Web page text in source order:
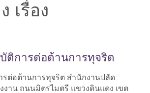
เรื่อง
ติการต่อต้านการทุจริต
ต่อต้านการทุจริต สำนักงานปลัด
งาน ถนนมิตรไมตรี แขวงดินแดง เขต